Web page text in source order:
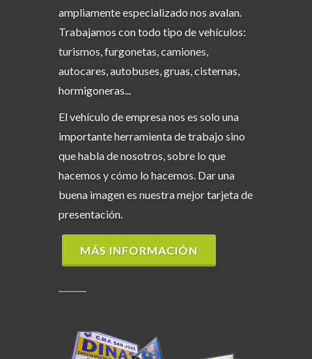
ampliamente especializado nos avalan.
Trabajamos con todo tipo de vehículos:
turismos, furgonetas, camiones,
autocares, autobuses, gruas, cisternas,
hormigoneras...
El vehículo de empresa nos es solo una
importante herramienta de trabajo sino
que habla de nosotros, sobre lo que
hacemos y cómo lo hacemos. Dar una
buena imagen es nuestra mejor tarjeta de
presentación.
MÁS INFORMACIÓN